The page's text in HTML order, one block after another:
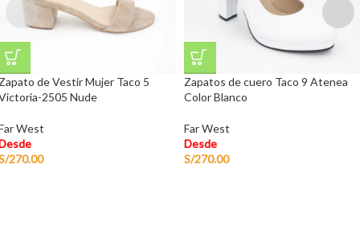
de Vestir Mujer Taco 5
2505 Nude
West
270.00
Zapatos de cuero Taco 9 Atenea
Color Blanco
Far West
Desde
S/270.00